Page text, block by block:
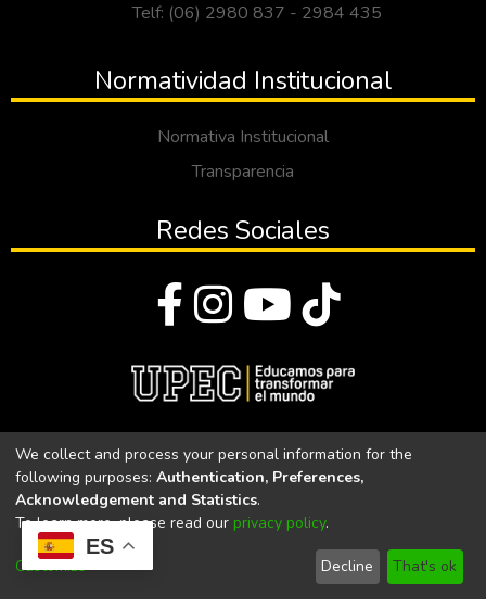
ES
Telf: (06) 2980 837 - 2984 435
Normatividad Institucional
Normativa Institucional
Transparencia
Redes Sociales
Universidad Politécnica Estatal del Carchi
Universidad Politécnica Estatal del Carchi | Acreditada por el
CACES Resolución N°. 160-SE-33-CACES-2020
We collect and process your personal information for the
following purposes: Authentication, Preferences,
Acknowledgement and Statistics.
To learn more, please read our privacy policy.
Customize Decline That's ok